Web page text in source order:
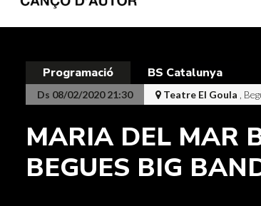
Programació BS Catalunya
Ds 08/02/2020 21:30 Teatre El Goula ,
MARIA DEL MAR
BEGUES BIG